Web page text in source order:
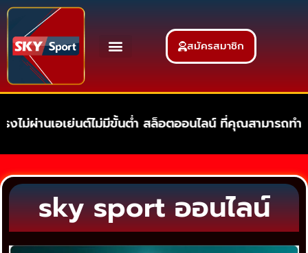
สมัครสมาชิก
านเอเย่นต์ไม่มีขั้นต่ำ สล็อตออนไลน์ ที่คุณสามารถทำก
sky sport ออนไลน์